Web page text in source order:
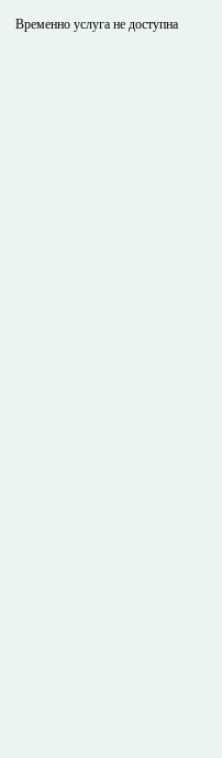
Временно услуга не доступна